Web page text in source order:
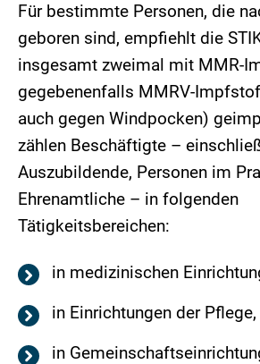
Für bestimmte Personen, die
geboren sind, empfiehlt die
insgesamt zweimal mit MMR-
gegebenenfalls MMRV-
auch gegen Windpocken)
zählen Beschäftigte –
Auszubildende, Personen im
Ehrenamtliche – in folgenden
Tätigkeitsbereichen:
in medizinischen
in Einrichtungen der Pflege,
in